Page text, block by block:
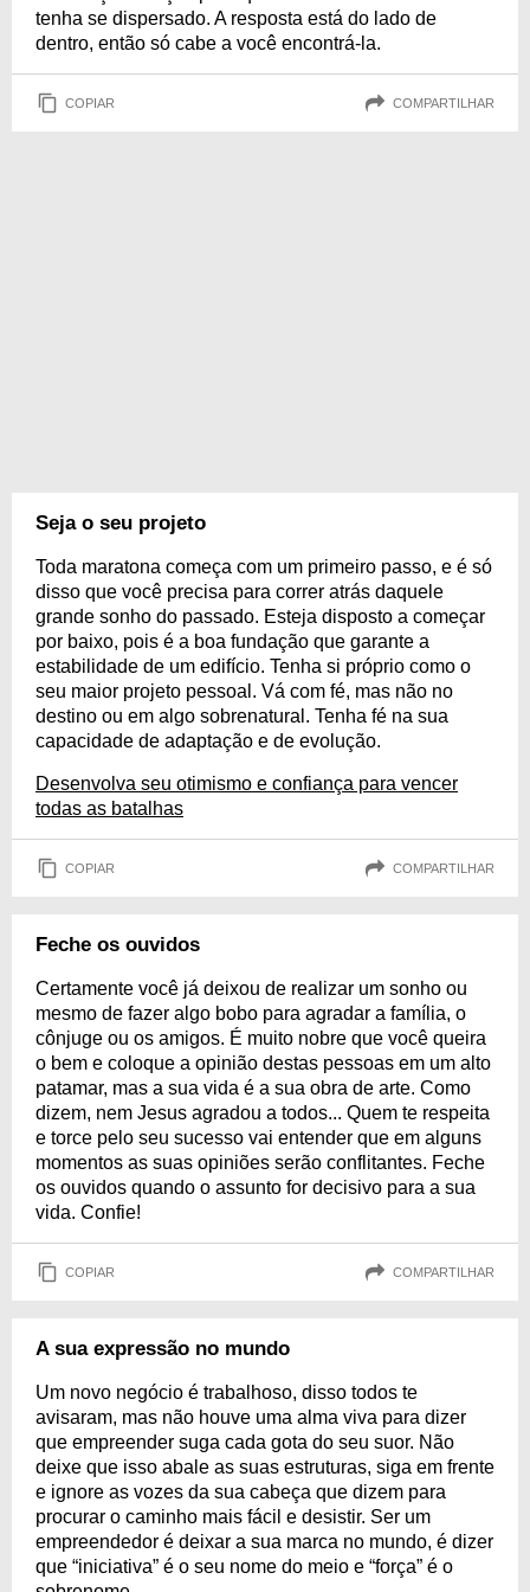
tenha se dispersado. A resposta está do lado de
dentro, então só cabe a você encontrá-la.
COPIAR COMPARTILHAR
Seja o seu projeto
Toda maratona começa com um primeiro passo, e é só
disso que você precisa para correr atrás daquele
grande sonho do passado. Esteja disposto a começar
por baixo, pois é a boa fundação que garante a
estabilidade de um edifício. Tenha si próprio como o
seu maior projeto pessoal. Vá com fé, mas não no
destino ou em algo sobrenatural. Tenha fé na sua
capacidade de adaptação e de evolução.
Desenvolva seu otimismo e confiança para vencer
todas as batalhas
COPIAR COMPARTILHAR
Feche os ouvidos
Certamente você já deixou de realizar um sonho ou
mesmo de fazer algo bobo para agradar a família, o
cônjuge ou os amigos. É muito nobre que você queira
o bem e coloque a opinião destas pessoas em um alto
patamar, mas a sua vida é a sua obra de arte. Como
dizem, nem Jesus agradou a todos... Quem te respeita
e torce pelo seu sucesso vai entender que em alguns
momentos as suas opiniões serão conflitantes. Feche
os ouvidos quando o assunto for decisivo para a sua
vida. Confie!
COPIAR COMPARTILHAR
A sua expressão no mundo
Um novo negócio é trabalhoso, disso todos te
avisaram, mas não houve uma alma viva para dizer
que empreender suga cada gota do seu suor. Não
deixe que isso abale as suas estruturas, siga em frente
e ignore as vozes da sua cabeça que dizem para
procurar o caminho mais fácil e desistir. Ser um
empreendedor é deixar a sua marca no mundo, é dizer
que “iniciativa” é o seu nome do meio e “força” é o